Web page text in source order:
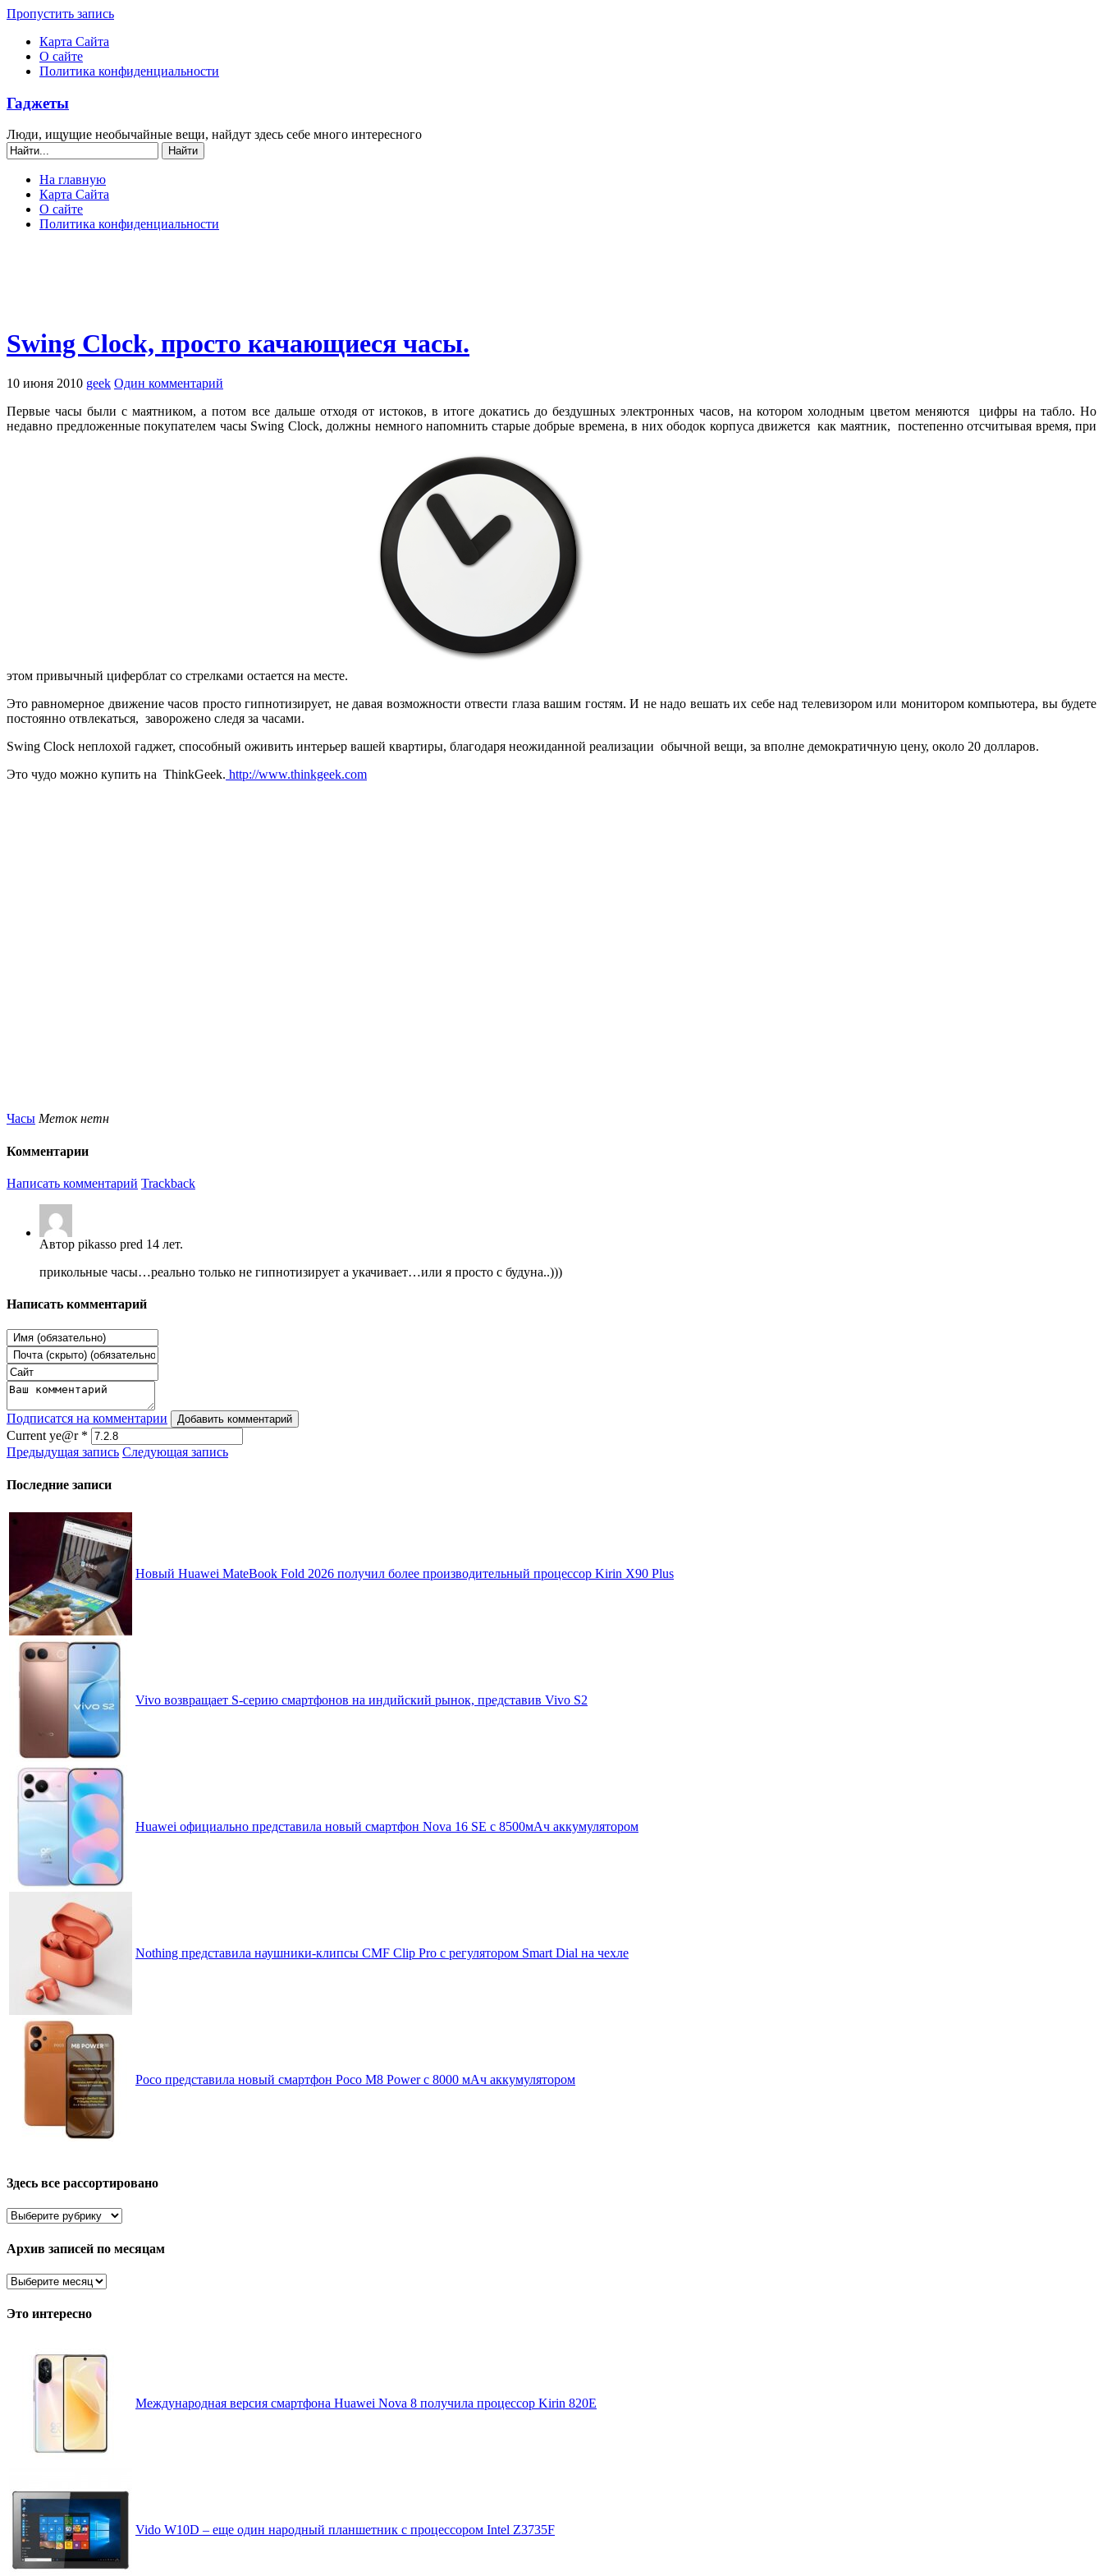
Пропустить запись
Карта Сайта
О сайте
Политика конфиденциальности
Гаджеты
Люди, ищущие необычайные вещи, найдут здесь себе много интересного
На главную
Карта Сайта
О сайте
Политика конфиденциальности
Swing Clock, просто качающиеся часы.
10 июня 2010 geek Один комментарий
Первые часы были с маятником, а потом все дальше отходя от истоков, в итоге докатись до бездушных электронных часов, на котором холодным цветом меняются цифры на табло. Но
недавно предложенные покупателем часы Swing Clock, должны немного напомнить старые добрые времена, в них ободок корпуса движется как маятник, постепенно отсчитывая время, при
этом привычный циферблат со стрелками остается на месте.
Это равномерное движение часов просто гипнотизирует, не давая возможности отвести глаза вашим гостям. И не надо вешать их себе над телевизором или монитором компьютера, вы будете
постоянно отвлекаться, заворожено следя за часами.
Swing Clock неплохой гаджет, способный оживить интерьер вашей квартиры, благодаря неожиданной реализации обычной вещи, за вполне демократичную цену, около 20 долларов.
Это чудо можно купить на ThinkGeek. http://www.thinkgeek.com
Часы Меток нетн
Комментарии
Написать комментарий Trackback
Автор pikasso pred 14 лет.
прикольные часы…реально только не гипнотизирует а укачивает…или я просто с будуна..)))
Написать комментарий
Подписатся на комментарии Добавить комментарий
Current ye@r *
Предыдущая запись Следующая запись
Последние записи
Новый Huawei MateBook Fold 2026 получил более производительный процессор Kirin X90 Plus
Vivo возвращает S-серию смартфонов на индийский рынок, представив Vivo S2
Huawei официально представила новый смартфон Nova 16 SE с 8500мАч аккумулятором
Nothing представила наушники-клипсы CMF Clip Pro с регулятором Smart Dial на чехле
Poco представила новый смартфон Poco M8 Power с 8000 мАч аккумулятором
Здесь все рассортировано
Здесь
рассортировано
Архив записей по месяцам
Архив
по
Это интересно
Международная версия смартфона Huawei Nova 8 получила процессор Kirin 820E
Vido W10D – еще один народный планшетник с процессором Intel Z3735F